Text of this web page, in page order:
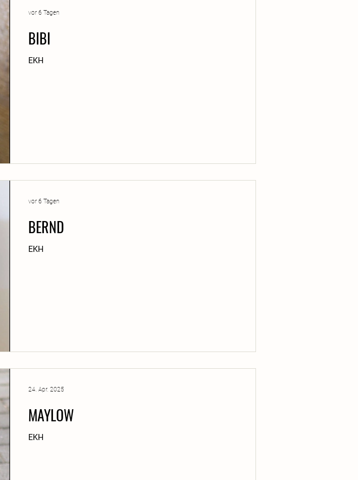
BIBI
EKH
vor 6 Tagen
BERND
EKH
vor 6 Tagen
MAYLOW
EKH
24. Apr. 2025